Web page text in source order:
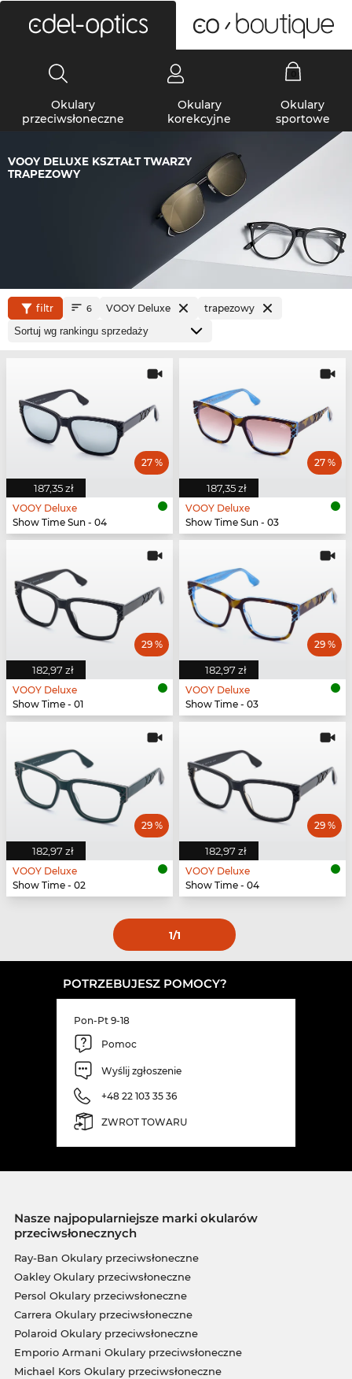
Okulary
przeciwsłoneczne
Okulary
korekcyjne
Okulary
sportowe
VOOY DELUXE KSZTAŁT TWARZY
TRAPEZOWY
filtr 6 VOOY Deluxe trapezowy
187,35 zł
27 %
VOOY Deluxe
Show Time Sun - 04
187,35 zł
27 %
VOOY Deluxe
Show Time Sun - 03
182,97 zł
29 %
VOOY Deluxe
Show Time - 01
182,97 zł
29 %
VOOY Deluxe
Show Time - 03
182,97 zł
29 %
VOOY Deluxe
Show Time - 02
182,97 zł
29 %
VOOY Deluxe
Show Time - 04
1/1
POTRZEBUJESZ POMOCY?
Pon-Pt 9-18
Pomoc
Wyślij zgłoszenie
+48 22 103 35 36
ZWROT TOWARU
Nasze najpopularniejsze marki okularów
przeciwsłonecznych
Ray-Ban Okulary przeciwsłoneczne
Oakley Okulary przeciwsłoneczne
Persol Okulary przeciwsłoneczne
Carrera Okulary przeciwsłoneczne
Polaroid Okulary przeciwsłoneczne
Emporio Armani Okulary przeciwsłoneczne
Michael Kors Okulary przeciwsłoneczne